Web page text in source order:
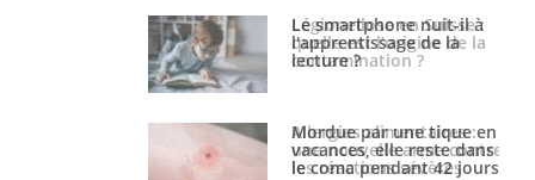
Légionellose en Suisse :
quelle est l’origine de la
contamination ?
Allergies alimentaires :
une nouvelle arme contre
les réactions sévères